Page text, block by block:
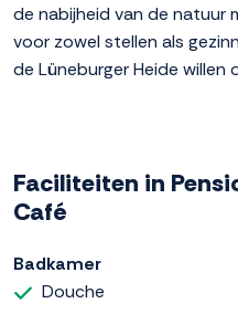
de nabijheid van de natuur
voor zowel stellen als
de Lüneburger Heide willen
Faciliteiten in
Café
Badkamer
Douche